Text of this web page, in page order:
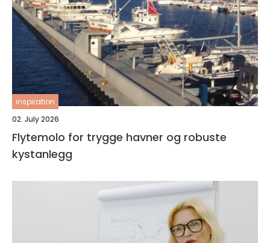
inspiration
02. July 2026
Flytemolo for trygge havner og robuste
kystanlegg